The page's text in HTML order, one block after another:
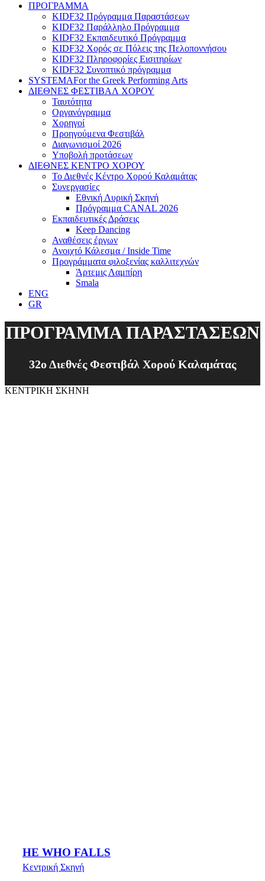
ΠΡΟΓΡΑΜΜΑ
KIDF32 Πρόγραμμα Παραστάσεων
KIDF32 Παράλληλο Πρόγραμμα
KIDF32 Εκπαιδευτικό Πρόγραμμα
KIDF32 Χορός σε Πόλεις της Πελοποννήσου
KIDF32 Πληροφορίες Εισιτηρίων
KIDF32 Συνοπτικό πρόγραμμα
SYSTEMAFor the Greek Performing Arts
ΔΙΕΘΝΕΣ ΦΕΣΤΙΒΑΛ ΧΟΡΟΥ
Ταυτότητα
Οργανόγραμμα
Χορηγοί
Προηγούμενα Φεστιβάλ
Διαγωνισμοί 2026
Υποβολή προτάσεων
ΔΙΕΘΝΕΣ ΚΕΝΤΡΟ ΧΟΡΟΥ
Το Διεθνές Κέντρο Χορού Καλαμάτας
Συνεργασίες
Εθνική Λυρική Σκηνή
Πρόγραμμα CANAL 2026
Εκπαιδευτικές Δράσεις
Keep Dancing
Αναθέσεις έργων
Ανοιχτό Κάλεσμα / Inside Time
Προγράμματα φιλοξενίας καλλιτεχνών
Άρτεμις Λαμπίρη
Smala
ENG
GR
ΠΡΟΓΡΑΜΜΑ ΠΑΡΑΣΤΑΣΕΩΝ
32ο Διεθνές Φεστιβάλ Χορού Καλαμάτας
ΚΕΝΤΡΙΚΗ ΣΚΗΝΗ
HE WHO FALLS
Κεντρική Σκηνή